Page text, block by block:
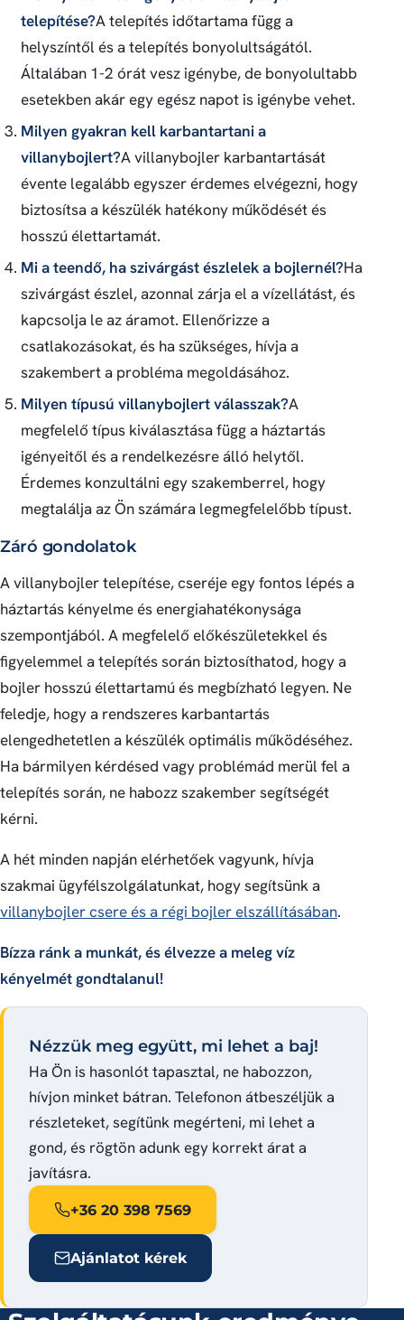
telepítése?A telepítés időtartama függ a
helyszíntől és a telepítés bonyolultságától.
Általában 1-2 órát vesz igénybe, de bonyolultabb
esetekben akár egy egész napot is igénybe vehet.
Milyen gyakran kell karbantartani a
villanybojlert?A villanybojler karbantartását
évente legalább egyszer érdemes elvégezni, hogy
biztosítsa a készülék hatékony működését és
hosszú élettartamát.
Mi a teendő, ha szivárgást észlelek a bojlernél?Ha
szivárgást észlel, azonnal zárja el a vízellátást, és
kapcsolja le az áramot. Ellenőrizze a
csatlakozásokat, és ha szükséges, hívja a
szakembert a probléma megoldásához.
Milyen típusú villanybojlert válasszak?A
megfelelő típus kiválasztása függ a háztartás
igényeitől és a rendelkezésre álló helytől.
Érdemes konzultálni egy szakemberrel, hogy
megtalálja az Ön számára legmegfelelőbb típust.
Záró gondolatok
A villanybojler telepítése, cseréje egy fontos lépés a
háztartás kényelme és energiahatékonysága
szempontjából. A megfelelő előkészületekkel és
figyelemmel a telepítés során biztosíthatod, hogy a
bojler hosszú élettartamú és megbízható legyen. Ne
feledje, hogy a rendszeres karbantartás
elengedhetetlen a készülék optimális működéséhez.
Ha bármilyen kérdésed vagy problémád merül fel a
telepítés során, ne habozz szakember segítségét
kérni.
A hét minden napján elérhetőek vagyunk, hívja
szakmai ügyfélszolgálatunkat, hogy segítsünk a
villanybojler csere és a régi bojler elszállításában.
Bízza ránk a munkát, és élvezze a meleg víz
kényelmét gondtalanul!
Nézzük meg együtt, mi lehet a baj!
Ha Ön is hasonlót tapasztal, ne habozzon,
hívjon minket bátran. Telefonon átbeszéljük a
részleteket, segítünk megérteni, mi lehet a
gond, és rögtön adunk egy korrekt árat a
javításra.
+36 20 398 7569
Ajánlatot kérek